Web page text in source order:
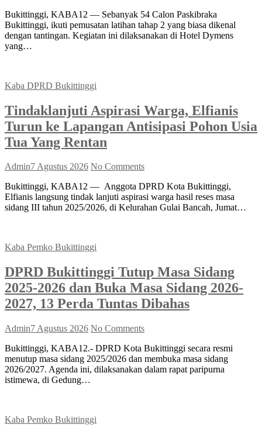
Bukittinggi, KABA12 — Sebanyak 54 Calon Paskibraka
Bukittinggi, ikuti pemusatan latihan tahap 2 yang biasa dikenal
dengan tantingan. Kegiatan ini dilaksanakan di Hotel Dymens
yang…
Kaba DPRD Bukittinggi
Tindaklanjuti Aspirasi Warga, Elfianis
Turun ke Lapangan Antisipasi Pohon Usia
Tua Yang Rentan
Admin7 Agustus 2026 No Comments
Bukittinggi, KABA12 — Anggota DPRD Kota Bukittinggi,
Elfianis langsung tindak lanjuti aspirasi warga hasil reses masa
sidang III tahun 2025/2026, di Kelurahan Gulai Bancah, Jumat…
Kaba Pemko Bukittinggi
DPRD Bukittinggi Tutup Masa Sidang
2025-2026 dan Buka Masa Sidang 2026-
2027, 13 Perda Tuntas Dibahas
Admin7 Agustus 2026 No Comments
Bukittinggi, KABA12.- DPRD Kota Bukittinggi secara resmi
menutup masa sidang 2025/2026 dan membuka masa sidang
2026/2027. Agenda ini, dilaksanakan dalam rapat paripurna
istimewa, di Gedung…
Kaba Pemko Bukittinggi